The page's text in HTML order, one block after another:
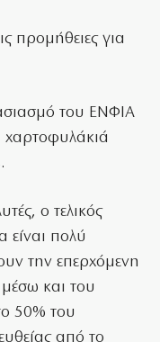
προμήθειες για
του ΕΝΦΙΑ
χαρτοφυλάκιά
ο τελικός
είναι πολύ
την επερχόμενη
και του
50% του
από το